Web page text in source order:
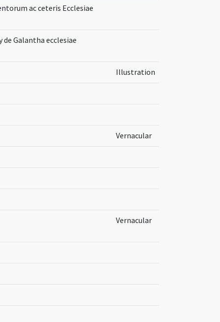
ac ceteris Ecclesiae
Galantha ecclesiae
Illustration
Vernacular
Vernacular